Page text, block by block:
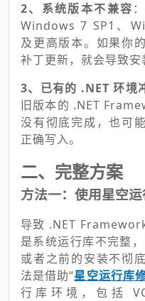
2、系统版本不兼容
Windows 7 SP1、
及更高版本。如果你
补丁更新，就会导致安
3、已有的 .NET 环境
旧版本的 .NET
没有彻底完成，也可
正确写入。
二、完整方案
方法一：使用星空
导致 .NET
是系统运行库不完整
或者之前的安装不彻
法是借助“星空运行库
行库环境，包括